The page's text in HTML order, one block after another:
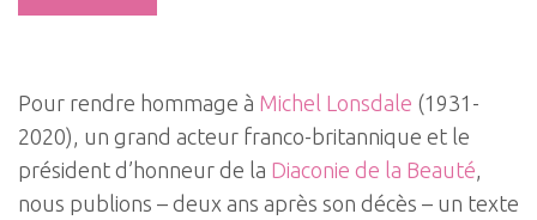
Pour rendre hommage à Michel Lonsdale (1931-
2020), un grand acteur franco-britannique et le
président d’honneur de la Diaconie de la Beauté,
nous publions – deux ans après son décès – un texte